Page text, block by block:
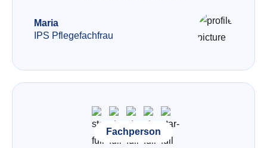
Maria
IPS Pflegefachfrau
Fachperson